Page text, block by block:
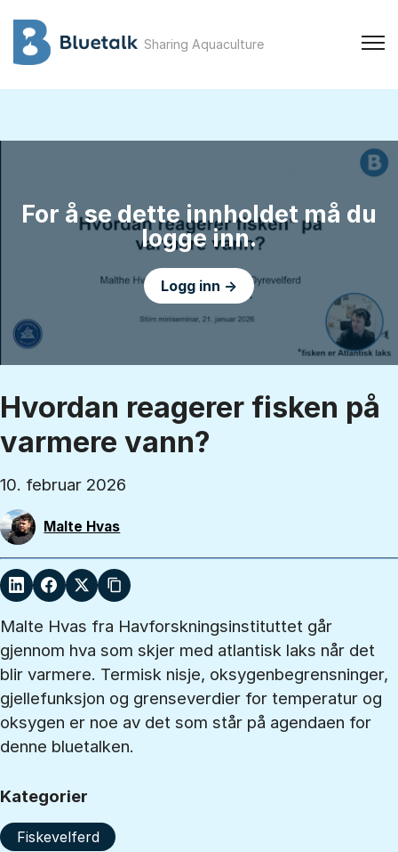
Sharing Aquaculture
For å se dette innholdet må du
logge inn.
Logg inn →
Hvordan reagerer fisken på
varmere vann?
10. februar 2026
Malte Hvas
Malte Hvas fra Havforskningsinstituttet går
gjennom hva som skjer med atlantisk laks når det
blir varmere. Termisk nisje, oksygenbegrensninger,
gjellefunksjon og grenseverdier for temperatur og
oksygen er noe av det som står på agendaen for
denne bluetalken.
Kategorier
Fiskevelferd